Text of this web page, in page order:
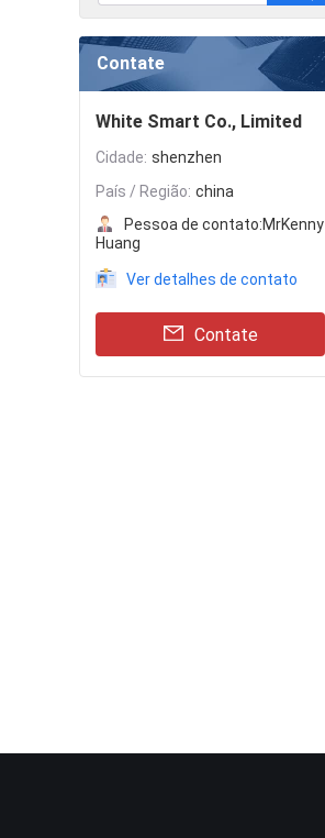
Contate
White Smart Co., Limited
Cidade: shenzhen
País / Região: china
Pessoa de contato:MrKenny
Huang
Ver detalhes de contato
Contate